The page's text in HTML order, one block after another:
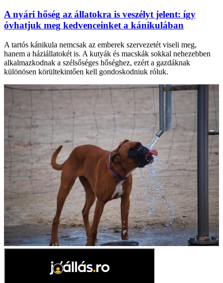
A nyári hőség az állatokra is veszélyt jelent: így
óvhatjuk meg kedvenceinket a kánikulában
A tartós kánikula nemcsak az emberek szervezetét viseli meg,
hanem a háziállatokét is. A kutyák és macskák sokkal nehezebben
alkalmazkodnak a szélsőséges hőséghez, ezért a gazdáknak
különösen körültekintően kell gondoskodniuk róluk.